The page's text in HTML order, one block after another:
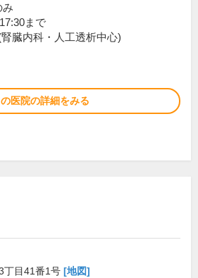
み
まで
臓内科・人工透析中心)
医院の詳細をみる
丁目41番1号 [地図]